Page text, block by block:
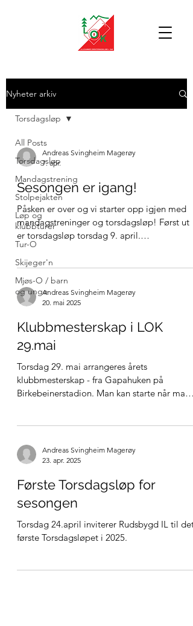
Nyheter arkiv
All Posts
Torsdagsløp
Mandagstrening
Stolpejakten
Løp og
klubbturer
Tur-O
Skijeger'n
Mjøs-O / barn
og unge
Torsdagsløp
Andreas Svingheim Magerøy
7. apr.
Sesongen er igang!
Påsken er over og vi starter opp igjen med
mandagstreninger og torsdagsløp! Først ut
er torsdagsløp torsdag 9. april.
Samlingsplass/oppmøtested er på
Lilletorget, og det er mulighet til å starte
mellom kl. 18 og 19.
Andreas Svingheim Magerøy
20. mai 2025
Klubbmesterskap i LOK
29.mai
Torsdag 29. mai arrangeres årets
klubbmesterskap - fra Gapahuken på
Birkebeinerstadion. Man kan starte når man
Andreas Svingheim Magerøy
23. apr. 2025
Første Torsdagsløp for
sesongen
Torsdag 24.april inviterer Rudsbygd IL til det
første Torsdagsløpet i 2025.